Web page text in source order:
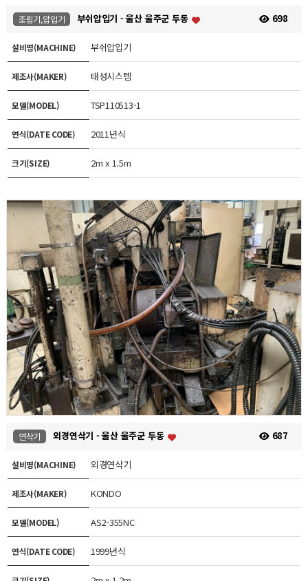
조립기,압입기 부쉬압입기 - 울산 울주군 두동 698
설비명(MACHINE) 부쉬압입기
제조사(MAKER) 태성시스템
모델(MODEL) TSP110513-1
연식(DATE CODE) 2011년식
크기(SIZE) 2m x 1.5m
연삭기 외경연삭기 - 울산 울주군 두동 687
설비명(MACHINE) 외경연삭기
제조사(MAKER) KONDO
모델(MODEL) AS2-355NC
연식(DATE CODE) 1999년식